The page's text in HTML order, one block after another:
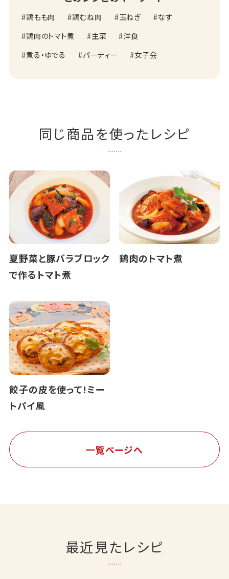
鶏もも肉 鶏むね肉 玉ねぎ
なす
鶏肉のトマト煮
主菜
洋食
煮る・ゆでる
パーティー 女子会
同じ商品を使ったレシピ
夏野菜と豚バラブロック
で作るトマト煮
鶏肉のトマト煮
餃子の皮を使って!ミー
トパイ風
一覧ページへ
最近見たレシピ